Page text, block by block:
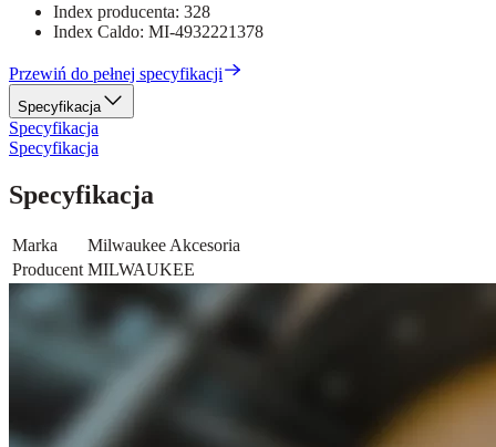
Index producenta: 328
Index Caldo: MI-4932221378
Przewiń do pełnej specyfikacji
Specyfikacja
Specyfikacja
Specyfikacja
Specyfikacja
Marka
Milwaukee Akcesoria
Producent MILWAUKEE